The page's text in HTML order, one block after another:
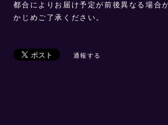
都合によりお届け予定が前後異なる場合
かじめご了承ください。
通報する